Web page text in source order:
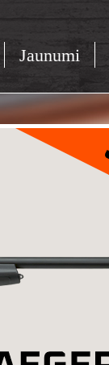
Jaunumi